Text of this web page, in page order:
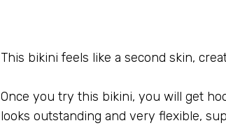
This bikini feels like a second skin,
Once you try this bikini, you will get
looks outstanding and very flexible,